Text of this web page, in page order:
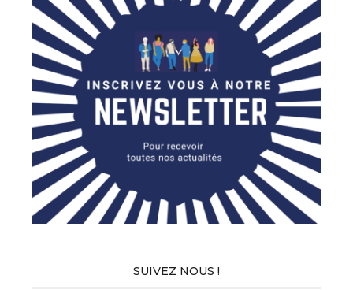
SUIVEZ NOUS !